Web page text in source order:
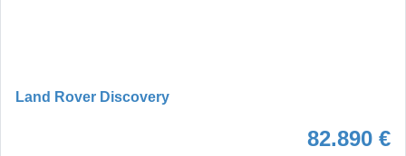
Land Rover Discovery
82.890 €